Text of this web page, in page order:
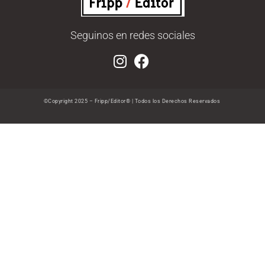
Seguinos en redes sociales
©Copyright 2025 – Fripp/Editor® | Todos los Derechos Reservados